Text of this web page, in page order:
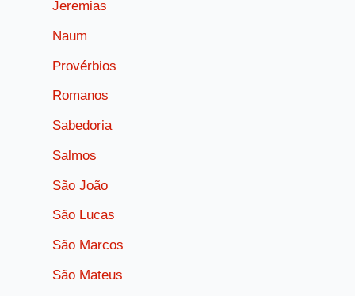
Jeremias
Naum
Provérbios
Romanos
Sabedoria
Salmos
São João
São Lucas
São Marcos
São Mateus